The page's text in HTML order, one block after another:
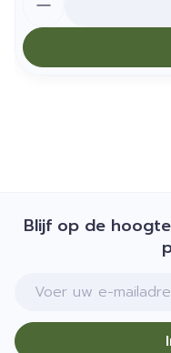
Blijf op de
E-mail adres